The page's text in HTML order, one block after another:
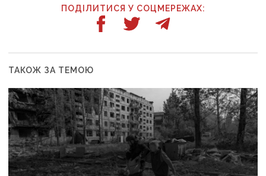
ПОДІЛИТИСЯ У СОЦМЕРЕЖАХ:
ТАКОЖ ЗА ТЕМОЮ